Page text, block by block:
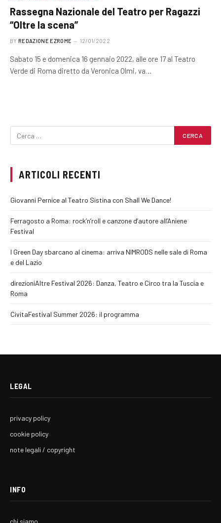
Rassegna Nazionale del Teatro per Ragazzi
“Oltre la scena”
BY REDAZIONE EZROME 12/01/2022
Sabato 15 e domenica 16 gennaio 2022, alle ore 17 al Teatro
Verde di Roma diretto da Veronica Olmi, va…
ARTICOLI RECENTI
Giovanni Pernice al Teatro Sistina con Shall We Dance!
Ferragosto a Roma: rock’n’roll e canzone d’autore all’Aniene
Festival
I Green Day sbarcano al cinema: arriva NIMRODS nelle sale di Roma
e del Lazio
direzioniAltre Festival 2026: Danza, Teatro e Circo tra la Tuscia e
Roma
CivitaFestival Summer 2026: il programma
LEGAL
privacy policy
cookie policy
note legali / copyright
INFO
chi siamo